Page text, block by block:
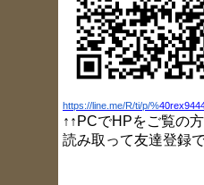
ブログ更新しました
2017/3/24
ブログ更新しました
2017/3/23
ブログ更新しました
ブログ更新しました
2017/3/10
ブログ更新しました
https://line.me/R/ti/p/%
↑↑PCでHPをご覧の
読み取って友達登録